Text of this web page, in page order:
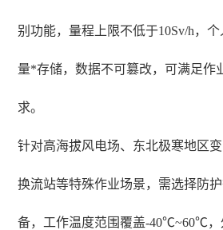
别功能，量程上限不低于10Sv/h，
量*存储，数据不可篡改，可满足作
求。
针对高海拔风电场、东北极寒地区
换流站等特殊作业场景，需选择防
备，工作温度范围覆盖-40℃~60℃，